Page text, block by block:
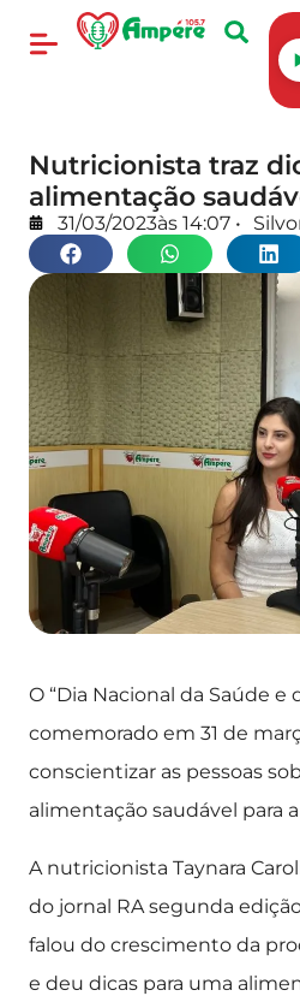
Nutricionista traz
alimentação
31/03/2023às 14:07 •
O “Dia Nacional da Saúde e
comemorado em 31 de
conscientizar as pessoas
alimentação saudável para
A nutricionista Taynara
do jornal RA segunda
falou do crescimento da
e deu dicas para uma